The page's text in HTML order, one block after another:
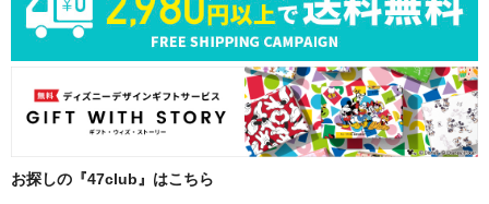
お探しの『47club』はこちら